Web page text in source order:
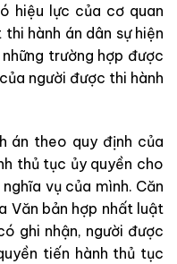
hiệu lực của cơ quan
hành án dân sự hiện
trường hợp được
người được thi hành
án theo quy định của
thủ tục ủy quyền cho
vụ của mình. Căn
Văn bản hợp nhất luật
ghi nhận, người được
tiến hành thủ tục